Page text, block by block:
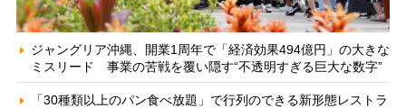
ジャングリア沖縄、開業1周年で「経済効果494億円」の大きな
ミスリード 事業の苦戦を覆い隠す“不透明すぎる巨大な数字”
「30種類以上のパン食べ放題」で行列のできる新形態レストラ